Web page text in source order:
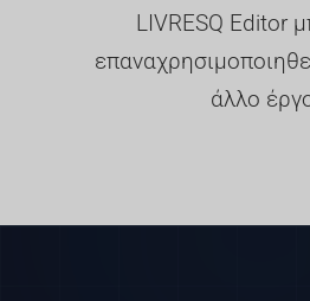
LIVRESQ Editor
άλλο